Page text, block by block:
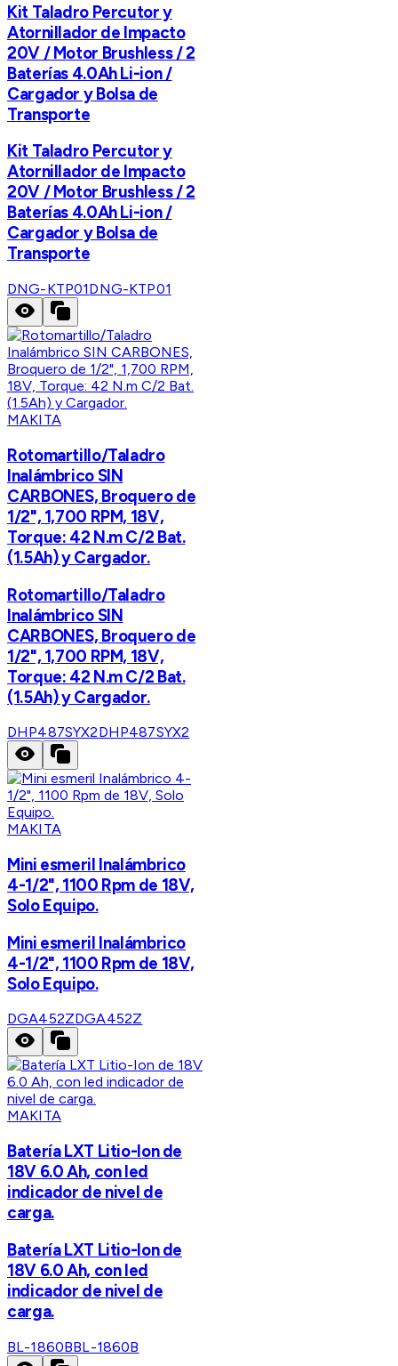
Kit Taladro Percutor y
Atornillador de Impacto
20V / Motor Brushless / 2
Baterías 4.0Ah Li-ion /
Cargador y Bolsa de
Transporte
Kit Taladro Percutor y
Atornillador de Impacto
20V / Motor Brushless / 2
Baterías 4.0Ah Li-ion /
Cargador y Bolsa de
Transporte
DNG-KTP01DNG-KTP01
MAKITA
Rotomartillo/Taladro
Inalámbrico SIN
CARBONES, Broquero de
1/2", 1,700 RPM, 18V,
Torque: 42 N.m C/2 Bat.
(1.5Ah) y Cargador.
Rotomartillo/Taladro
Inalámbrico SIN
CARBONES, Broquero de
1/2", 1,700 RPM, 18V,
Torque: 42 N.m C/2 Bat.
(1.5Ah) y Cargador.
DHP487SYX2DHP487SYX2
MAKITA
Mini esmeril Inalámbrico
4-1/2", 1100 Rpm de 18V,
Solo Equipo.
Mini esmeril Inalámbrico
4-1/2", 1100 Rpm de 18V,
Solo Equipo.
DGA452ZDGA452Z
MAKITA
Batería LXT Litio-Ion de
18V 6.0 Ah, con led
indicador de nivel de
carga.
Batería LXT Litio-Ion de
18V 6.0 Ah, con led
indicador de nivel de
carga.
BL-1860BBL-1860B